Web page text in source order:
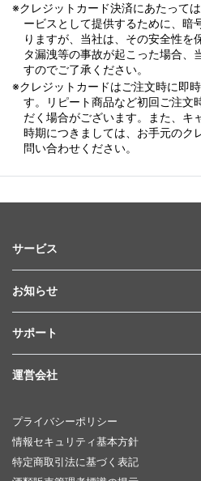
※クレジットカード決済にあたって
ービスとして提供するために、暗
りますが、当社は、その安全性を
タ漏洩等の事故が起こった場合、
すのでご了承ください。
※クレジットカードはご注文時に即
す。リピート商品など初回ご注文
だく場合がございます。また、キ
時期につきましては、お手元のク
問い合わせください。
サービス
お知らせ
サポート
運営会社
プライバシーポリシー
情報セキュリティ基本方針
特定商取引法に基づく表記